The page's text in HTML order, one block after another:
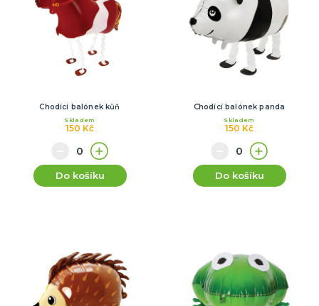
Chodící balónek kůň
150 Kč
Skladem
Do košíku
Chodící balónek panda
150 Kč
Skladem
Do košíku